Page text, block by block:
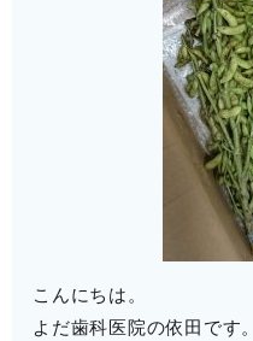
こんにちは。
よだ歯科医院の依田です。